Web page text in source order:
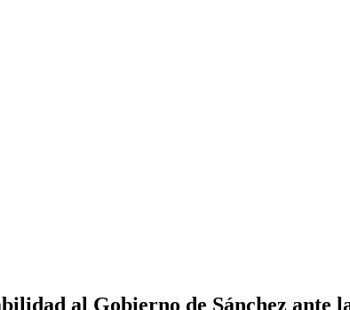
al Gobierno de Sánchez ante